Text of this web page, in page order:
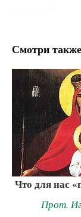
Смотри также
Что для нас
Прот.